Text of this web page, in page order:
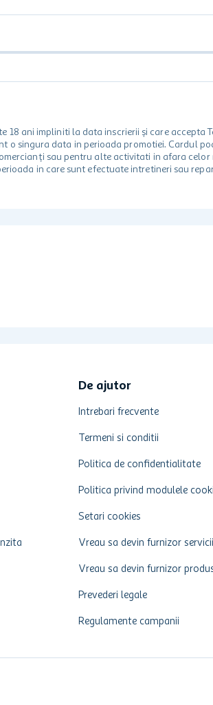
18 ani impliniti la data inscrierii și care
o singura data in perioada promotiei. Cardul
sau pentru alte activitati in afara celor
in care sunt efectuate intretineri sau
De ajutor
Intrebari frecvente
Termeni si conditii
Politica de confidentialitate
Politica privind modulele
Setari cookies
Vreau sa devin furnizor servicii
Vreau sa devin furnizor
Prevederi legale
Regulamente campanii